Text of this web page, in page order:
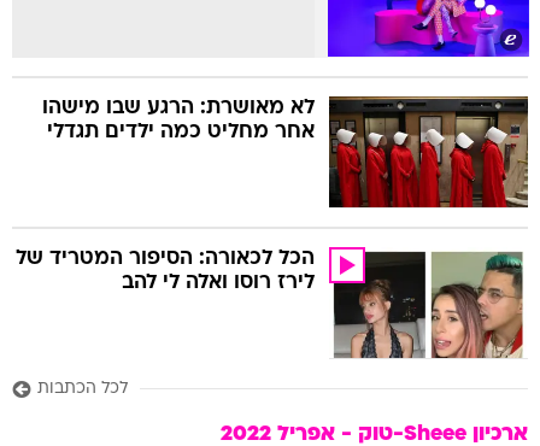
לא מאושרת: הרגע שבו מישהו
אחר מחליט כמה ילדים תגדלי
הכל לכאורה: הסיפור המטריד של
לירז רוסו ואלה לי להב
לכל הכתבות
ארכיון Sheee-טוק - אפריל 2022